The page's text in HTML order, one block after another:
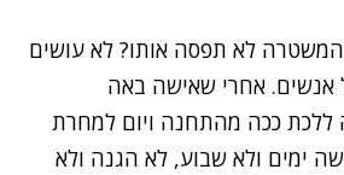
נתקלנו בבעיה
נסה שוב
לא תפסה אותו? לא עושים
אנשים. אחרי שאישה באה
ללכת ככה מהתחנה ויום למחרת
ימים ולא שבוע, לא הגנה ולא